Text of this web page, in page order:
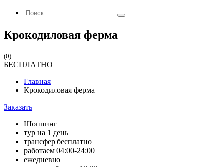
Крокодиловая ферма
(0)
БЕСПЛАТНО
Главная
Крокодиловая ферма
Заказать
Шоппинг
тур на 1 день
трансфер бесплатно
работаем 04:00-24:00
ежедневно